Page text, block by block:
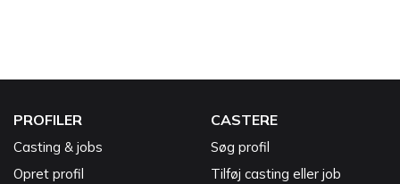
PROFILER
Casting & jobs
Opret profil
CASTERE
Søg profil
Tilføj casting eller job